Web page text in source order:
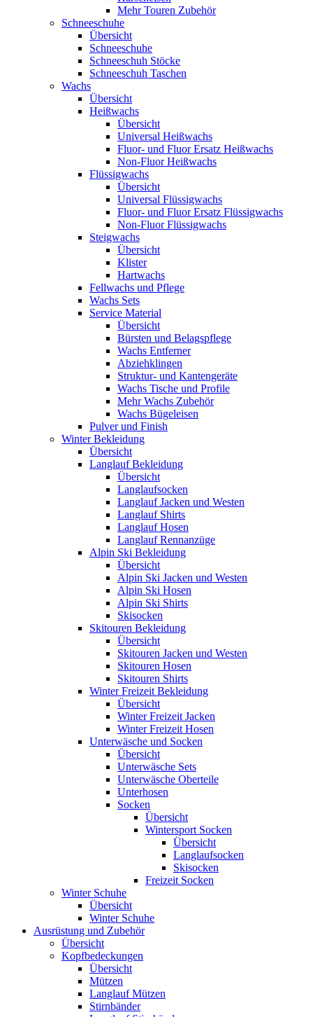
Mehr Touren Zubehör
Schneeschuhe
Übersicht
Schneeschuhe
Schneeschuh Stöcke
Schneeschuh Taschen
Wachs
Übersicht
Heißwachs
Übersicht
Universal Heißwachs
Fluor- und Fluor Ersatz Heißwachs
Non-Fluor Heißwachs
Flüssigwachs
Übersicht
Universal Flüssigwachs
Fluor- und Fluor Ersatz Flüssigwachs
Non-Fluor Flüssigwachs
Steigwachs
Übersicht
Klister
Hartwachs
Fellwachs und Pflege
Wachs Sets
Service Material
Übersicht
Bürsten und Belagspflege
Wachs Entferner
Abziehklingen
Struktur- und Kantengeräte
Wachs Tische und Profile
Mehr Wachs Zubehör
Wachs Bügeleisen
Pulver und Finish
Winter Bekleidung
Übersicht
Langlauf Bekleidung
Übersicht
Langlaufsocken
Langlauf Jacken und Westen
Langlauf Shirts
Langlauf Hosen
Langlauf Rennanzüge
Alpin Ski Bekleidung
Übersicht
Alpin Ski Jacken und Westen
Alpin Ski Hosen
Alpin Ski Shirts
Skisocken
Skitouren Bekleidung
Übersicht
Skitouren Jacken und Westen
Skitouren Hosen
Skitouren Shirts
Winter Freizeit Bekleidung
Übersicht
Winter Freizeit Jacken
Winter Freizeit Hosen
Unterwäsche und Socken
Übersicht
Unterwäsche Sets
Unterwäsche Oberteile
Unterhosen
Socken
Übersicht
Wintersport Socken
Übersicht
Langlaufsocken
Skisocken
Freizeit Socken
Winter Schuhe
Übersicht
Winter Schuhe
Ausrüstung und Zubehör
Übersicht
Kopfbedeckungen
Übersicht
Mützen
Langlauf Mützen
Stirnbänder